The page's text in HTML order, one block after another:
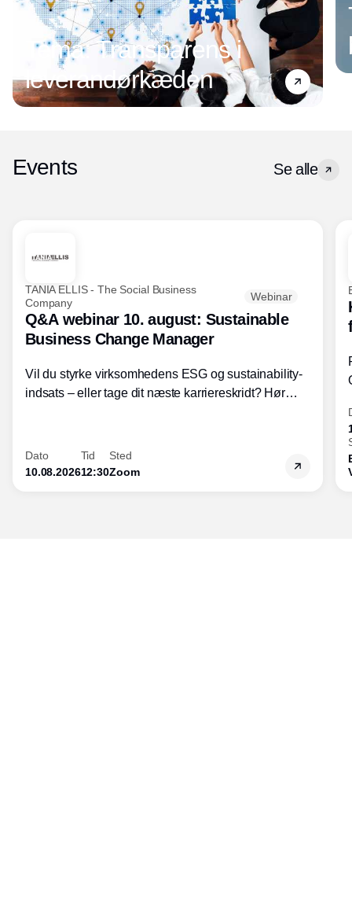
Tema: Transparens i
leverandørkæden
Events Se alle
TANIA ELLIS - The Social Business
Company
Webinar
Q&A webinar 10. august: Sustainable
Business Change Manager
Vil du styrke virksomhedens ESG og sustainability-
indsats – eller tage dit næste karriereskridt? Hør
inden for bæredygtig forretningsudvikling - så du
skaber værdi for både samfund og bundlinje.
Dato
10.08.2026
Tid
12:30
Sted
Zoom